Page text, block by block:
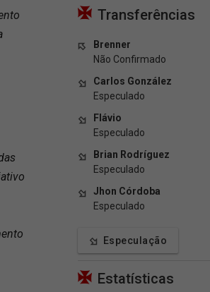
Transferências
Brenner
Não Confirmado
Carlos González
Especulado
Flávio
Especulado
Brian Rodríguez
Especulado
Jhon Córdoba
Especulado
Especulação
Estatísticas